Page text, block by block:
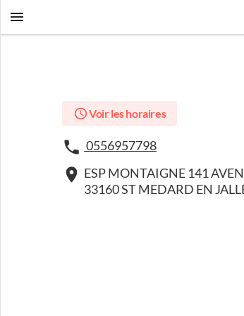
Voir les horaires
0556957798
ESP MONTAIGNE 141
33160 ST MEDARD EN